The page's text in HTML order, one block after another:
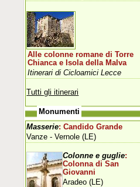
Alle colonne romane di Torre
Chianca e Isola della Malva
Itinerari di Cicloamici Lecce
Tutti gli itinerari
Monumenti
Masserie: Candido Grande
Vanze - Vernole (LE)
Colonne e guglie:
Colonna di San
Giovanni
Aradeo (LE)